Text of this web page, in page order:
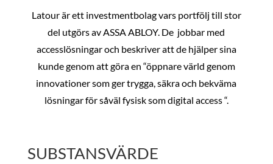
Latour är ett investmentbolag vars portfölj till stor
del utgörs av ASSA ABLOY. De jobbar med
accesslösningar och beskriver att de hjälper sina
kunde genom att göra en “öppnare värld genom
innovationer som ger trygga, säkra och bekväma
lösningar för såväl fysisk som digital access “.
SUBSTANSVÄRDE